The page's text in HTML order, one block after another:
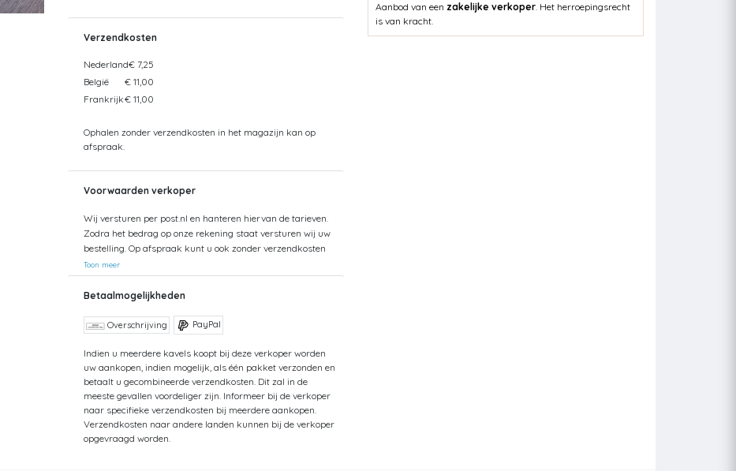
Verzendkosten
Nederland€ 7,25
België
€ 11,00
Frankrijk€ 11,00
Ophalen zonder verzendkosten in het magazijn kan op
afspraak.
Voorwaarden verkoper
Wij versturen per post.nl en hanteren hiervan de tarieven.
Zodra het bedrag op onze rekening staat versturen wij uw
bestelling. Op afspraak kunt u ook zonder verzendkosten
uw bestelling in ons magazijn afhalen.
Toon meer
Betaalmogelijkheden
Overschrijving PayPal
Indien u meerdere kavels koopt bij deze verkoper worden
uw aankopen, indien mogelijk, als één pakket verzonden en
betaalt u gecombineerde verzendkosten. Dit zal in de
meeste gevallen voordeliger zijn. Informeer bij de verkoper
naar specifieke verzendkosten bij meerdere aankopen.
Verzendkosten naar andere landen kunnen bij de verkoper
opgevraagd worden.
Aanbod van een zakelijke verkoper. Het herroepingsrecht
is van kracht.